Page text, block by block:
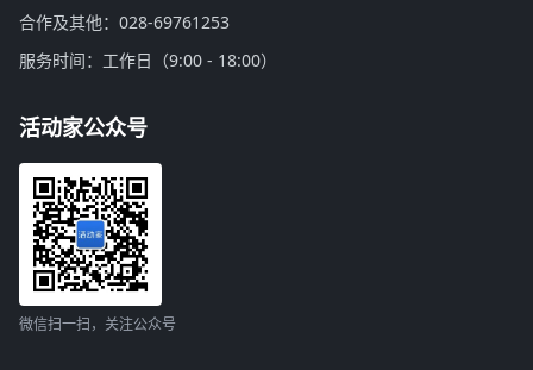
合作及其他：028-69761253
服务时间：工作日（9:00 - 18:00）
活动家公众号
微信扫一扫，关注公众号